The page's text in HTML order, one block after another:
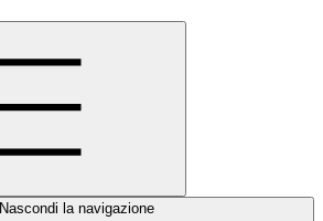
Nascondi la navigazione